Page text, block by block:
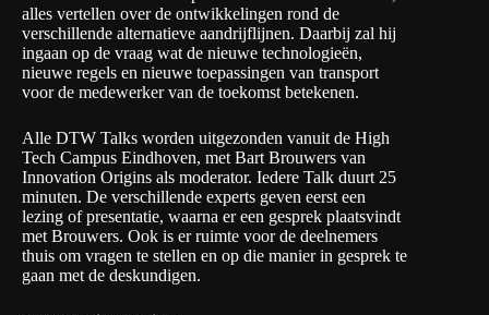
alles vertellen over de ontwikkelingen rond de
verschillende alternatieve aandrijflijnen. Daarbij zal hij
ingaan op de vraag wat de nieuwe technologieën,
nieuwe regels en nieuwe toepassingen van transport
voor de medewerker van de toekomst betekenen.
Alle DTW Talks worden uitgezonden vanuit de High
Tech Campus Eindhoven, met Bart Brouwers van
Innovation Origins als moderator. Iedere Talk duurt 25
minuten. De verschillende experts geven eerst een
lezing of presentatie, waarna er een gesprek plaatsvindt
met Brouwers. Ook is er ruimte voor de deelnemers
thuis om vragen te stellen en op die manier in gesprek te
gaan met de deskundigen.